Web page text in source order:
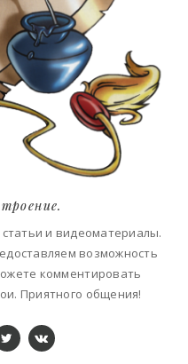
и видеоматериалы.
возможность
комментировать
Приятного общения!